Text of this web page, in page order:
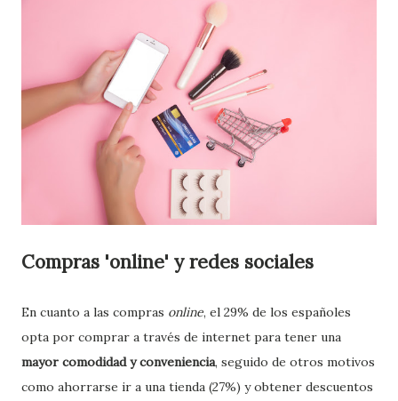
Compras 'online' y redes sociales
En cuanto a las compras online, el 29% de los españoles
opta por comprar a través de internet para tener una
mayor comodidad y conveniencia, seguido de otros motivos
como ahorrarse ir a una tienda (27%) y obtener descuentos